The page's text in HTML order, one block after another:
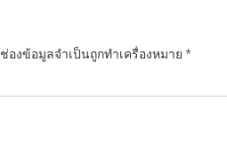
ช่องข้อมูลจำเป็นถูกทำเครื่องหมาย *